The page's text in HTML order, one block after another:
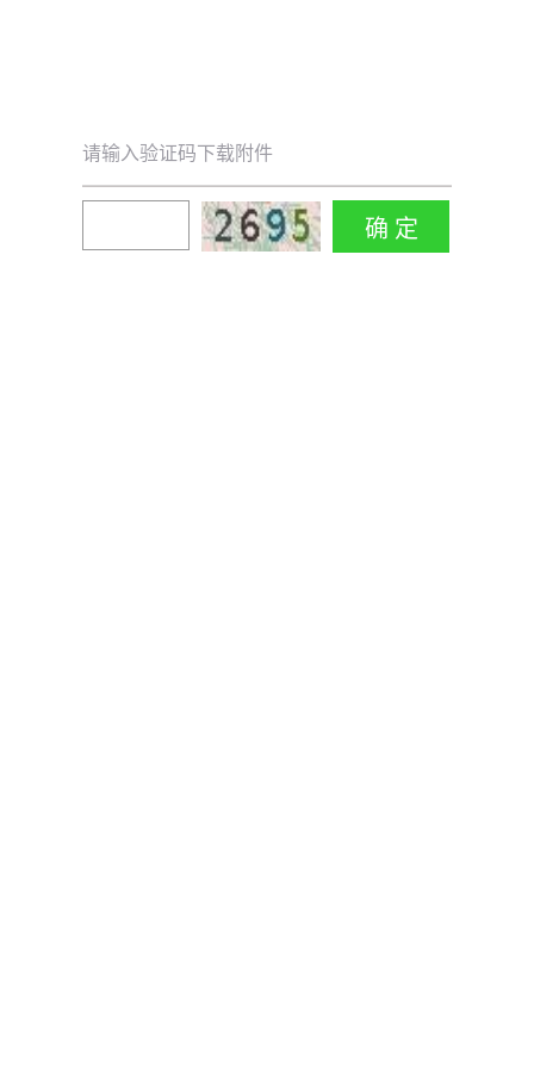
请输入验证码下载附件